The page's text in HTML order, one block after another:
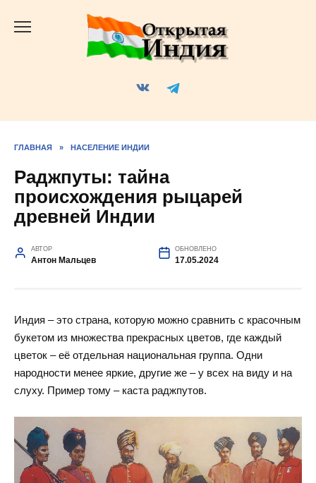
ГЛАВНАЯ » НАСЕЛЕНИЕ ИНДИИ
Раджпуты: тайна
происхождения рыцарей
древней Индии
АВТОР
Антон Мальцев
ОБНОВЛЕНО
17.05.2024
Индия – это страна, которую можно сравнить с красочным
букетом из множества прекрасных цветов, где каждый
цветок – её отдельная национальная группа. Одни
народности менее яркие, другие же – у всех на виду и на
слуху. Пример тому – каста раджпутов.